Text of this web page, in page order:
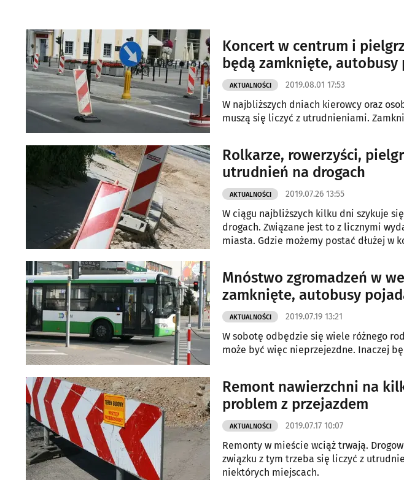
Koncert w centrum i
będą zamknięte, autobusy
AKTUALNOŚCI 2019.08.01 17:53
W najbliższych dniach kierowcy oraz
muszą się liczyć z utrudnieniami.
Rolkarze, rowerzyści,
utrudnień na drogach
AKTUALNOŚCI 2019.07.26 13:55
W ciągu najbliższych kilku dni szykuje
drogach. Związane jest to z licznymi
miasta. Gdzie możemy postać dłużej w
Mnóstwo zgromadzeń w
zamknięte, autobusy
AKTUALNOŚCI 2019.07.19 13:21
W sobotę odbędzie się wiele różnego
może być więc nieprzejezdne. Inaczej
Remont nawierzchni na
problem z przejazdem
AKTUALNOŚCI 2019.07.17 10:07
Remonty w mieście wciąż trwają.
związku z tym trzeba się liczyć z
niektórych miejscach.